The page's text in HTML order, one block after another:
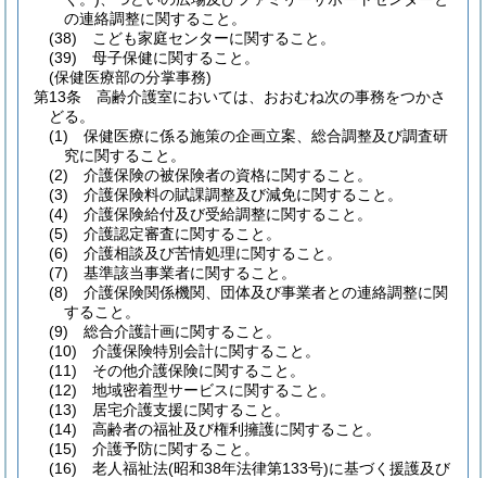
の連絡調整に関すること。
(38)
こども家庭センターに関すること。
(39)
母子保健に関すること。
(保健医療部の分掌事務)
第13条
高齢介護室においては、おおむね次の事務をつかさ
どる。
(1)
保健医療に係る施策の企画立案、総合調整及び調査研
究に関すること。
(2)
介護保険の被保険者の資格に関すること。
(3)
介護保険料の賦課調整及び減免に関すること。
(4)
介護保険給付及び受給調整に関すること。
(5)
介護認定審査に関すること。
(6)
介護相談及び苦情処理に関すること。
(7)
基準該当事業者に関すること。
(8)
介護保険関係機関、団体及び事業者との連絡調整に関
すること。
(9)
総合介護計画に関すること。
(10)
介護保険特別会計に関すること。
(11)
その他介護保険に関すること。
(12)
地域密着型サービスに関すること。
(13)
居宅介護支援に関すること。
(14)
高齢者の福祉及び権利擁護に関すること。
(15)
介護予防に関すること。
(16)
老人福祉法(昭和38年法律第133号)に基づく援護及び